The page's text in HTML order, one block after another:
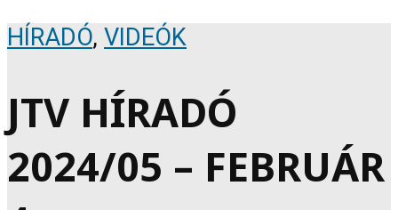
HÍRADÓ, VIDEÓK
JTV HÍRADÓ
2024/05 – FEBRUÁR